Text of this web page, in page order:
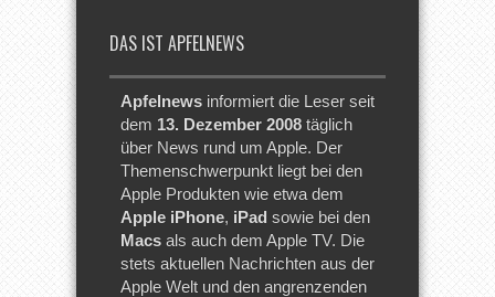
DAS IST APFELNEWS
Apfelnews informiert die Leser seit
dem 13. Dezember 2008 täglich
über News rund um Apple. Der
Themenschwerpunkt liegt bei den
Apple Produkten wie etwa dem
Apple iPhone, iPad sowie bei den
Macs als auch dem Apple TV. Die
stets aktuellen Nachrichten aus der
Apple Welt und den angrenzenden